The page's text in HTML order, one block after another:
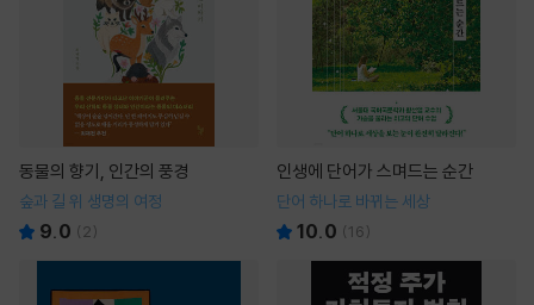
동물의 향기, 인간의 풍경
숲과 길 위 생명의 여정
9.0 ( 2)
인생에 단어가 스며드는 순간
단어 하나로 바뀌는 세상
10.0 (16)